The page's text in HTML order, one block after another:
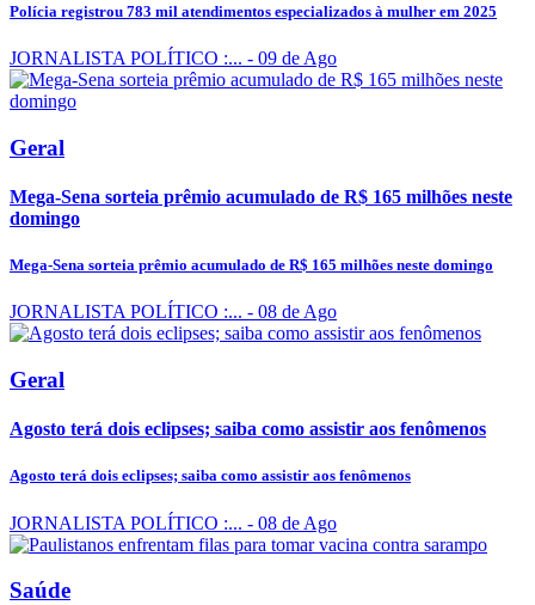
Polícia registrou 783 mil atendimentos especializados à mulher em 2025
JORNALISTA POLÍTICO :... - 09 de Ago
Geral
Mega-Sena sorteia prêmio acumulado de R$ 165 milhões neste
domingo
Mega-Sena sorteia prêmio acumulado de R$ 165 milhões neste domingo
JORNALISTA POLÍTICO :... - 08 de Ago
Geral
Agosto terá dois eclipses; saiba como assistir aos fenômenos
Agosto terá dois eclipses; saiba como assistir aos fenômenos
JORNALISTA POLÍTICO :... - 08 de Ago
Saúde